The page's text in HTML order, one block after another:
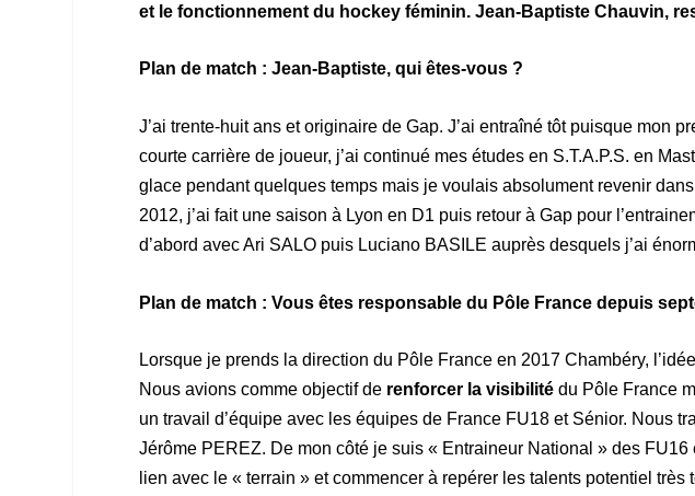
et le fonctionnement du hockey féminin. Jean-Baptiste Chauvin,
Plan de match : Jean-Baptiste, qui êtes-vous ?
J’ai trente-huit ans et originaire de Gap. J’ai entraîné tôt puisque mon
courte carrière de joueur, j’ai continué mes études en S.T.A.P.S. en
glace pendant quelques temps mais je voulais absolument revenir
2012, j’ai fait une saison à Lyon en D1 puis retour à Gap pour
d’abord avec Ari SALO puis Luciano BASILE auprès desquels j’ai
Plan de match : Vous êtes responsable du Pôle France depuis
Lorsque je prends la direction du Pôle France en 2017 Chambéry,
Nous avions comme objectif de renforcer la visibilité du Pôle France
un travail d’équipe avec les équipes de France FU18 et Sénior. Nous
Jérôme PEREZ. De mon côté je suis « Entraineur National » des
lien avec le « terrain » et commencer à repérer les talents potentiel